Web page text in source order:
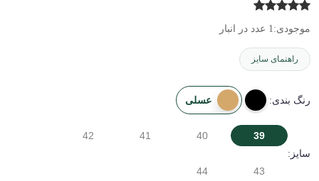
موجودی:1 عدد در انبار
راهنمای سایز
رنگ بندی: عسلی
سایز:
39
40
41
42
43
44